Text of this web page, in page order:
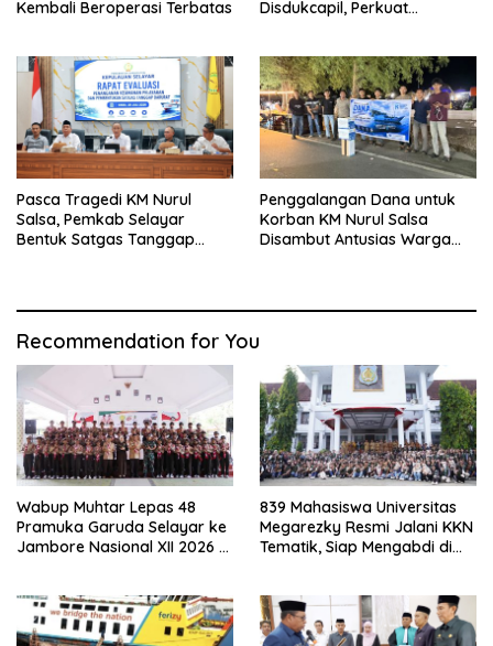
Kembali Beroperasi Terbatas
Disdukcapil, Perkuat
Pasca Tragedi KM Nurul
Salsa, Pemkab Selayar
Bentuk Satgas Tanggap
Penggalangan Dana untuk
Korban KM Nurul Salsa
Disambut Antusias Warga
Recommendation for You
Wabup Muhtar Lepas 48
Pramuka Garuda Selayar ke
Jambore Nasional XII 2026 di
839 Mahasiswa Universitas
Megarezky Resmi Jalani KKN
Tematik, Siap Mengabdi di